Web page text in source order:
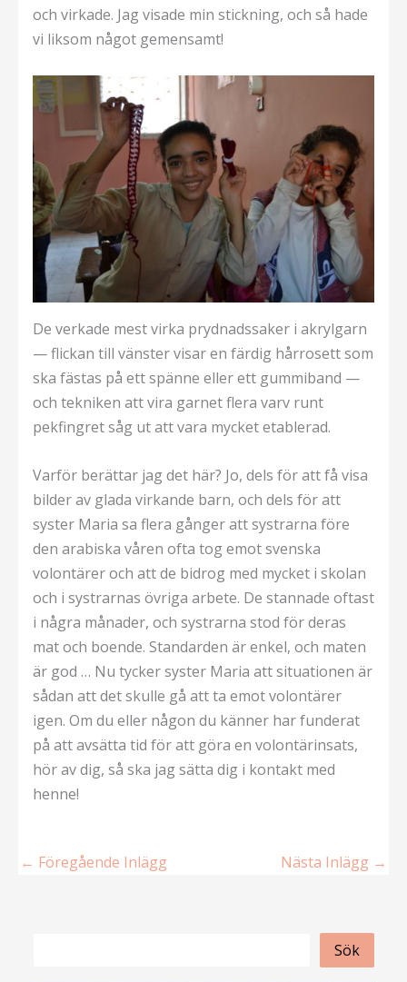
och virkade. Jag visade min stickning, och så hade
vi liksom något gemensamt!
De verkade mest virka prydnadssaker i akrylgarn
— flickan till vänster visar en färdig hårrosett som
ska fästas på ett spänne eller ett gummiband —
och tekniken att vira garnet flera varv runt
pekfingret såg ut att vara mycket etablerad.
Varför berättar jag det här? Jo, dels för att få visa
bilder av glada virkande barn, och dels för att
syster Maria sa flera gånger att systrarna före
den arabiska våren ofta tog emot svenska
volontärer och att de bidrog med mycket i skolan
och i systrarnas övriga arbete. De stannade oftast
i några månader, och systrarna stod för deras
mat och boende. Standarden är enkel, och maten
är god … Nu tycker syster Maria att situationen är
sådan att det skulle gå att ta emot volontärer
igen. Om du eller någon du känner har funderat
på att avsätta tid för att göra en volontärinsats,
hör av dig, så ska jag sätta dig i kontakt med
henne!
← Föregående Inlägg Nästa Inlägg →
Sök